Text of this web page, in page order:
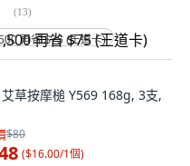
(13)
再省 $75 (王道卡)
草按摩槌 Y569 168g, 3支,
$80
($16.00/1個)